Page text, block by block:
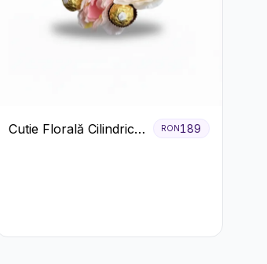
Cutie Florală Cilindrică
RON 189